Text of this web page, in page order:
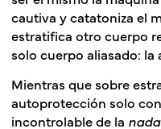
cautiva y catatoniza el
estratifica otro cuerpo
solo cuerpo aliasado:
Mientras que sobre
autoprotección solo
incontrolable de la nada